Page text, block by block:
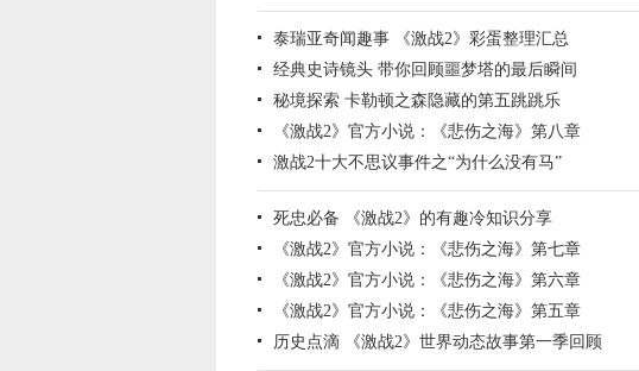
泰瑞亚奇闻趣事 《激战2》彩蛋整理汇总
经典史诗镜头 带你回顾噩梦塔的最后瞬间
秘境探索 卡勒顿之森隐藏的第五跳跳乐
《激战2》官方小说：《悲伤之海》第八章
激战2十大不思议事件之“为什么没有马”
死忠必备 《激战2》的有趣冷知识分享
《激战2》官方小说：《悲伤之海》第七章
《激战2》官方小说：《悲伤之海》第六章
《激战2》官方小说：《悲伤之海》第五章
历史点滴 《激战2》世界动态故事第一季回顾